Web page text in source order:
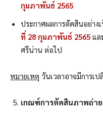
กุมภาพันธ์ 2565
ประกาศผลการตัดสินอย่าง
ที่ 28 กุมภาพันธ์ 2565 แล
ศรีน่าน ต่อไป
หมายเหตุ วันเวลาอาจมีการเ
เกณฑ์การตัดสินภาพถ่าย